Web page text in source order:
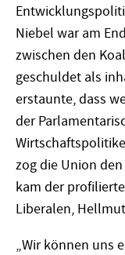
Niebel war am
zwischen den
geschuldet als
erstaunte, dass
der
zog die Union
kam der
Liberalen,
„Wir können uns